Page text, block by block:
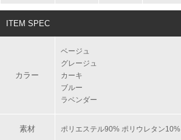
ITEM SPEC
カラー
ベージュ
グレージュ
カーキ
ブルー
ラベンダー
素材 ポリエステル90% ポリウレタン10%